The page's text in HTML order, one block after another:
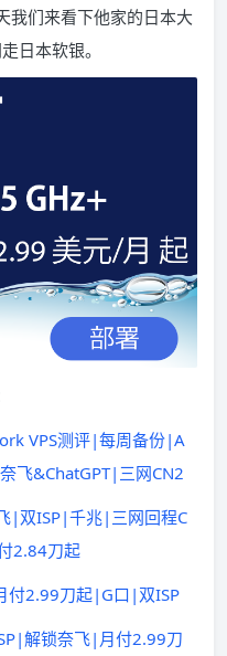
我们来看下他家的日本大
日本软银。
VPS测评|每周备份|A
飞&ChatGPT|三网CN2
|双ISP|千兆|三网回程C
2.84刀起
付2.99刀起|G口|双ISP
解锁奈飞|月付2.99刀